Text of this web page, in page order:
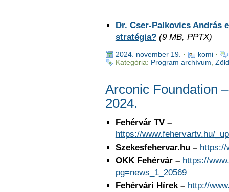
Dr. Cser-Palkovics András
stratégia? (9 MB, PPTX)
2024. november 19. · komi·
Kategória: Program archívum
Arconic Foundation
2024.
Fehérvár TV –
https://www.fehervartv.hu/
Szekesfehervar.hu – https://
OKK Fehérvár – https://
pg=news_1_20569
Fehérvári Hírek – http://